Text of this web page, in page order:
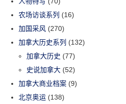
农场访谈系列 (16)
加国采风 (270)
加拿大历史系列 (132)
加拿大历史 (77)
史说加拿大 (52)
加拿大商业档案 (9)
北京奥运 (138)